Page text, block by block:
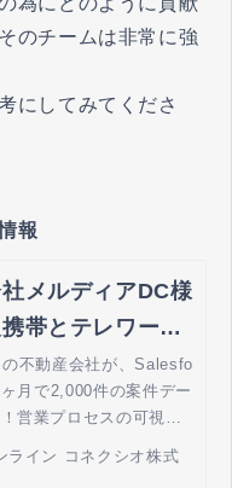
のチームは非常に強
にしてみてくださ
報
メルディアDC様
携帯とテレワーク
オンライン by
オ
不動産会社が、Salesfo
月で2,000件の案件デー
営業プロセスの可視化
ライン コネクシオ株式